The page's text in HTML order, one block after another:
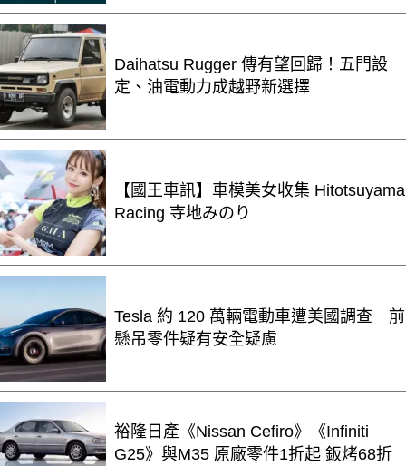
Daihatsu Rugger 傳有望回歸！五門設
定、油電動力成越野新選擇
【國王車訊】車模美女收集 Hitotsuyama
Racing 寺地みのり
Tesla 約 120 萬輛電動車遭美國調查 前
懸吊零件疑有安全疑慮
裕隆日產《Nissan Cefiro》《Infiniti
G25》與M35 原廠零件1折起 鈑烤68折